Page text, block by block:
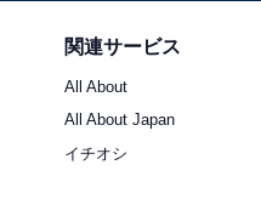
関連サービス
All About
All About Japan
イチオシ